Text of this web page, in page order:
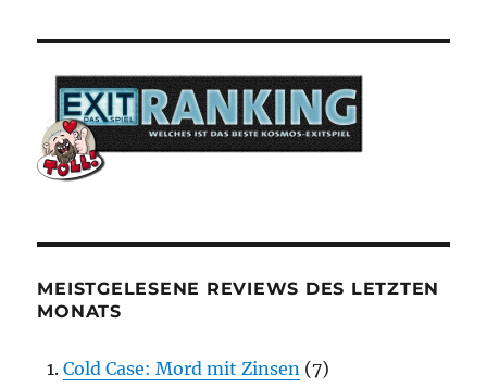
MEISTGELESENE REVIEWS DES LETZTEN
MONATS
Cold Case: Mord mit Zinsen (7)